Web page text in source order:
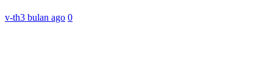
v-th3 bulan ago 0